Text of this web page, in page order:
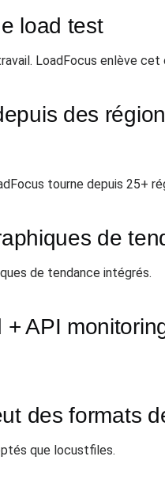
load test
LoadFocus enlève cet
des
tourne depuis 25+
de
de tendance intégrés.
API
des formats
que locustfiles.